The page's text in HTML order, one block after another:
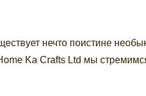
нечто поистине
Ka Crafts Ltd мы